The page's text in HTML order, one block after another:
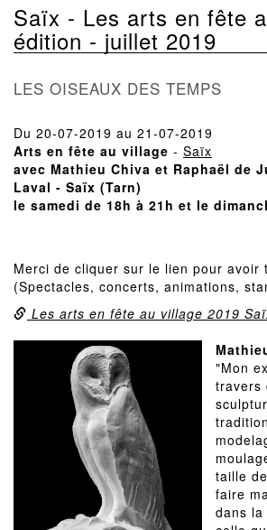
Saïx - Les arts en fête
édition - juillet 2019
LES OISEAUX DES TEMPS
Du 20-07-2019 au 21-07-2019
Arts en fête au village - Saïx
avec Mathieu Chiva et Raphaël de
Laval - Saïx (Tarn)
le samedi de 18h à 21h et le
Merci de cliquer sur le lien pour avoir
(Spectacles, concerts, animations,
Les arts en fête au village 2019
"Mon
travers
taille
faire
dans